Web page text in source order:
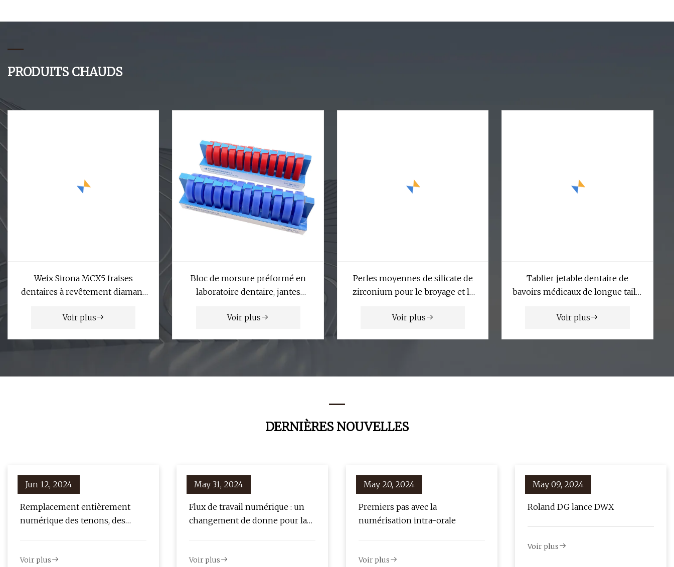
PRODUITS CHAUDS
Weix Sirona MCX5 fraises
dentaires à revêtement diamant
Voir plus
Bloc de morsure préformé en
laboratoire dentaire, jantes
Voir plus
Perles moyennes de silicate de
zirconium pour le broyage et la
Voir plus
Tablier jetable dentaire de
bavoirs médicaux de longue taille
Voir plus
DERNIÈRES NOUVELLES
Jun 12, 2024
Remplacement entièrement
numérique des tenons, des
Voir plus
May 31, 2024
Flux de travail numérique : un
changement de donne pour la
Voir plus
May 20, 2024
Premiers pas avec la
numérisation intra-orale
Voir plus
May 09, 2024
Roland DG lance DWX
Voir plus